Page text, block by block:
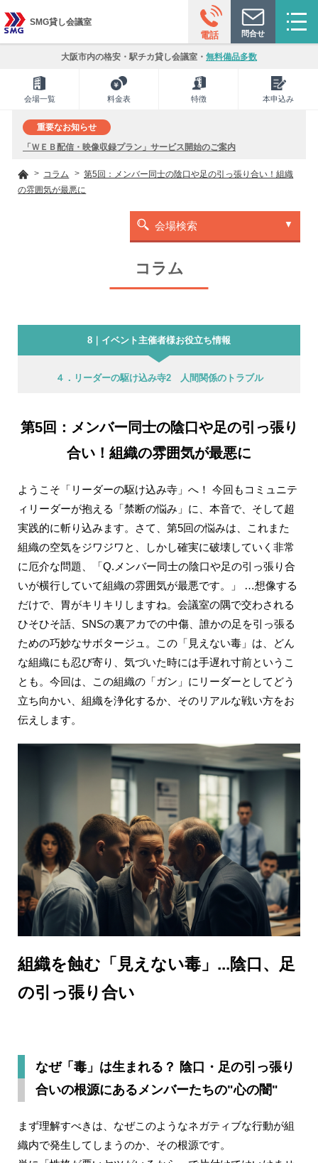
電話 問合せ
SMG貸し会議室
大阪市内の格安・駅チカ貸し会議室・ 無料備品多数
会場一覧 料金表 特徴 本申込み
重要なお知らせ
「ＷＥＢ配信・映像収録プラン」サービス開始のご案内
コラム
第5回：メンバー同士の陰口や足の引っ張り合い！組織
の雰囲気が最悪に
会場検索
コラム
8｜イベント主催者様お役立ち情報
４．リーダーの駆け込み寺2 人間関係のトラブル
第5回：メンバー同士の陰口や足の引っ張り
合い！組織の雰囲気が最悪に
ようこそ「リーダーの駆け込み寺」へ！ 今回もコミュニテ
ィリーダーが抱える「禁断の悩み」に、本音で、そして超
実践的に斬り込みます。さて、第5回の悩みは、これまた
組織の空気をジワジワと、しかし確実に破壊していく非常
に厄介な問題、「Q.メンバー同士の陰口や足の引っ張り合
いが横行していて組織の雰囲気が最悪です。」 …想像する
だけで、胃がキリキリしますね。会議室の隅で交わされる
ひそひそ話、SNSの裏アカでの中傷、誰かの足を引っ張る
ための巧妙なサボタージュ。この「見えない毒」は、どん
な組織にも忍び寄り、気づいた時には手遅れ寸前というこ
とも。今回は、この組織の「ガン」にリーダーとしてどう
立ち向かい、組織を浄化するか、そのリアルな戦い方をお
伝えします。
組織を蝕む「見えない毒」...陰口、足
の引っ張り合い
なぜ「毒」は生まれる？ 陰口・足の引っ張り
合いの根源にあるメンバーたちの"心の闇"
まず理解すべきは、なぜこのようなネガティブな行動が組
織内で発生してしまうのか、その根源です。